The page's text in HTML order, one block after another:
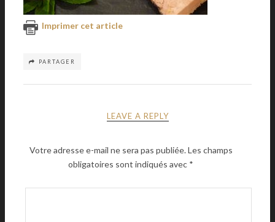
Imprimer cet article
PARTAGER
LEAVE A REPLY
Votre adresse e-mail ne sera pas publiée.Les champs
obligatoires sont indiqués avec *